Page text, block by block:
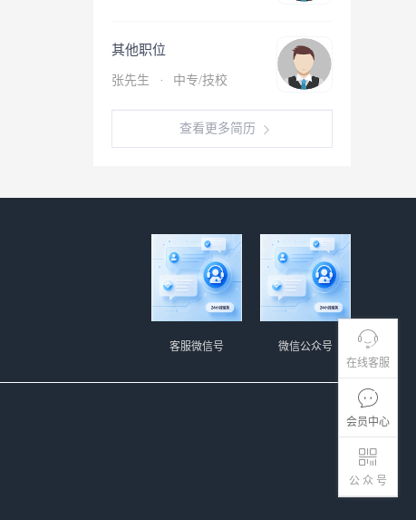
在线客服
会员中心
公 众 号
其他职位
张先生 · 中专/技校
查看更多简历
微信公众号
客服微信号